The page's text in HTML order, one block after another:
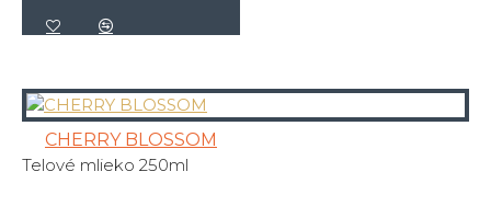
CHERRY BLOSSOM
Telové mlieko 250ml